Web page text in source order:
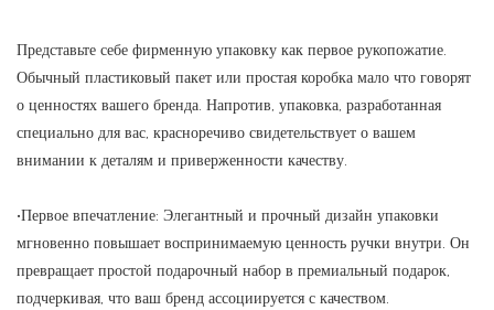
Представьте себе фирменную упаковку как первое рукопожатие.
Обычный пластиковый пакет или простая коробка мало что говорят
о ценностях вашего бренда. Напротив, упаковка, разработанная
специально для вас, красноречиво свидетельствует о вашем
внимании к деталям и приверженности качеству.
•Первое впечатление: Элегантный и прочный дизайн упаковки
мгновенно повышает воспринимаемую ценность ручки внутри. Он
превращает простой подарочный набор в премиальный подарок,
подчеркивая, что ваш бренд ассоциируется с качеством.